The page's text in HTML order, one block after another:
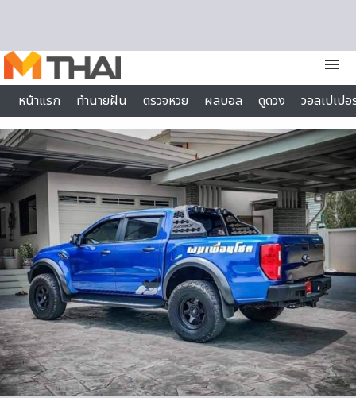
menu
หน้าแรก
ทำนายฝัน ตรวจหวย ผลบอล ดูดวง
วอลเปเป
ไลฟ์สไตล์